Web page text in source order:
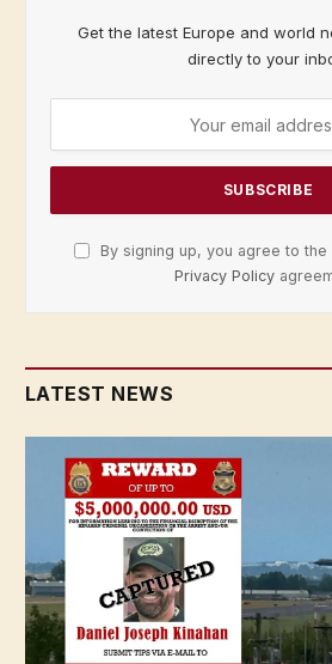
Get the latest Europe and world
directly to your
By signing up, you agree to
Privacy Policy
LATEST NEWS